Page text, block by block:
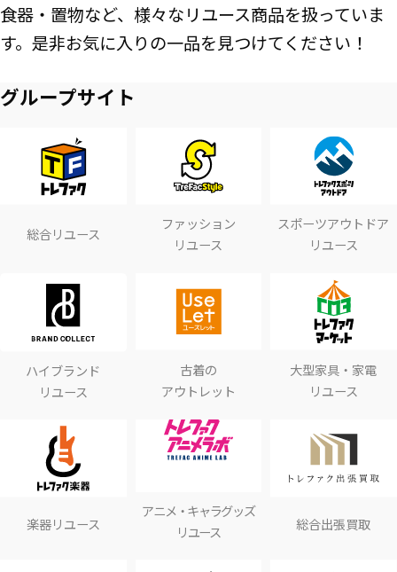
食器・置物など、様々なリユース商品を扱っていま
す。是非お気に入りの一品を見つけてください！
グループサイト
総合リユース
ファッション
リユース
スポーツアウトドア
リユース
ハイブランド
リユース
古着の
アウトレット
大型家具・家電
リユース
楽器リユース
アニメ・キャラグッズ
リユース
総合出張買取